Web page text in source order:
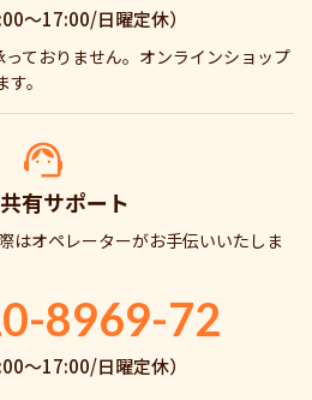
〜17:00/日曜定休）
っておりません。オンラインショップ
。
有サポート
はオペレーターがお手伝いいたしま
8969-72
〜17:00/日曜定休）